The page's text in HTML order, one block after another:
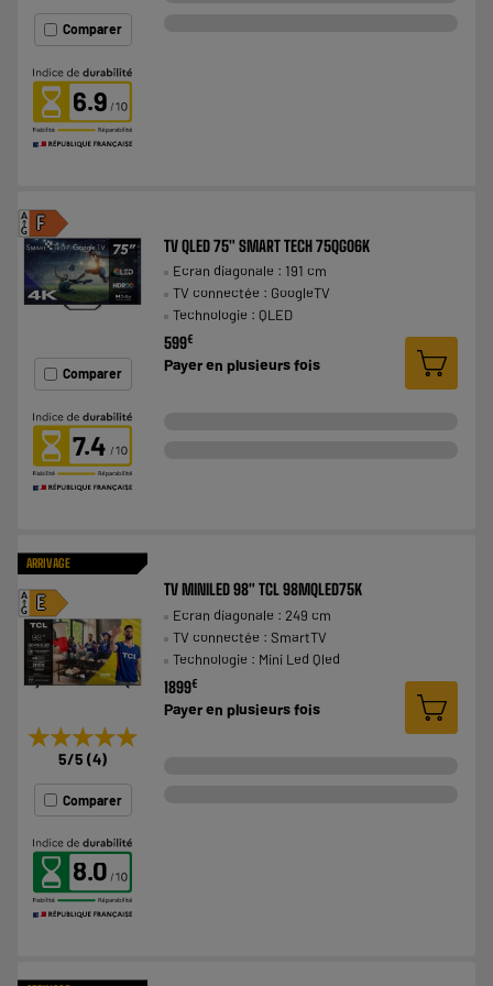
Comparer
6.9
F
A
G
Comparer
7.4
TV QLED 75" SMART TECH 75QG06K
Ecran diagonale : 191 cm
TV connectée : GoogleTV
Technologie : QLED
599€
Payer en plusieurs fois
ARRIVAGE
E
A
G
★★★★★
★★★★★
5/5 (4)
Comparer
8.0
TV MINILED 98" TCL 98MQLED75K
Ecran diagonale : 249 cm
TV connectée : SmartTV
Technologie : Mini Led Qled
1899€
Payer en plusieurs fois